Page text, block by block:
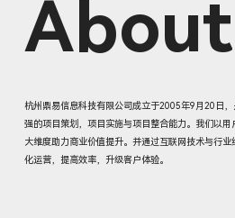
杭州鼎易信息科技有限公司成立于2005年9月20日
强的项目策划，项目实施与项目整合能力。我们以用
大维度助力商业价值提升。并通过互联网技术与行
化运营，提高效率，升级客户体验。